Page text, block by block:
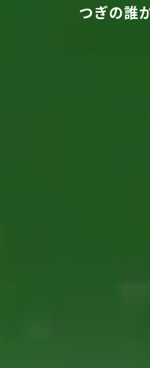
つぎの誰